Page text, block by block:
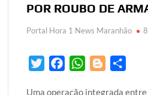
POR ROUBO DE
Portal Hora 1 News Maranhão
W
Uma operação integrada